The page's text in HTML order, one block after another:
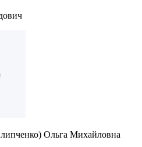
Ольга Михайловна